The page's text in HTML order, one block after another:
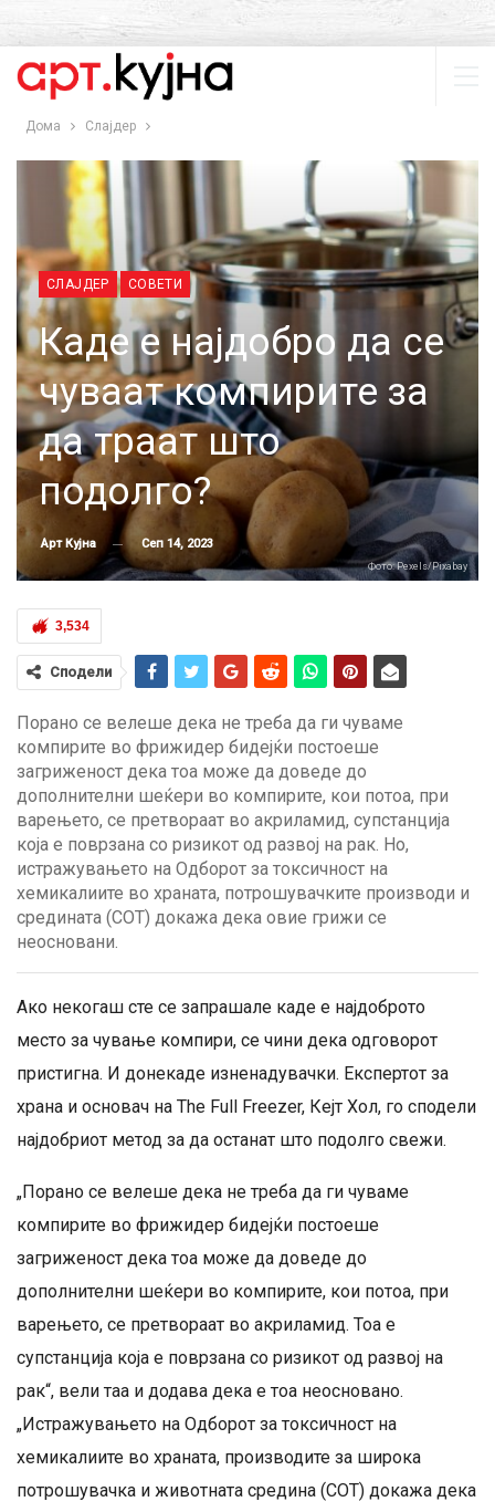
Дома Слајдер
СЛАЈДЕР СОВЕТИ
Каде е најдобро да се
чуваат компирите за
да траат што
подолго?
Арт Кујна Сеп 14, 2023
Фото: Pexels/Pixabay
3,534
Сподели
Порано се велеше дека не треба да ги чуваме
компирите во фрижидер бидејќи постоеше
загриженост дека тоа може да доведе до
дополнителни шеќери во компирите, кои потоа, при
варењето, се претвораат во акриламид, супстанција
која е поврзана со ризикот од развој на рак. Но,
истражувањето на Одборот за токсичност на
хемикалиите во храната, потрошувачките производи и
средината (COT) докажа дека овие грижи се
неосновани.
Ако некогаш сте се запрашале каде е најдоброто
место за чување компири, се чини дека одговорот
пристигна. И донекаде изненадувачки. Експертот за
храна и основач на The Full Freezer, Кејт Хол, го сподели
најдобриот метод за да останат што подолго свежи.
„Порано се велеше дека не треба да ги чуваме
компирите во фрижидер бидејќи постоеше
загриженост дека тоа може да доведе до
дополнителни шеќери во компирите, кои потоа, при
варењето, се претвораат во акриламид. Тоа е
супстанција која е поврзана со ризикот од развој на
рак“, вели таа и додава дека е тоа неосновано.
„Истражувањето на Одборот за токсичност на
хемикалиите во храната, производите за широка
потрошувачка и животната средина (COT) докажа дека